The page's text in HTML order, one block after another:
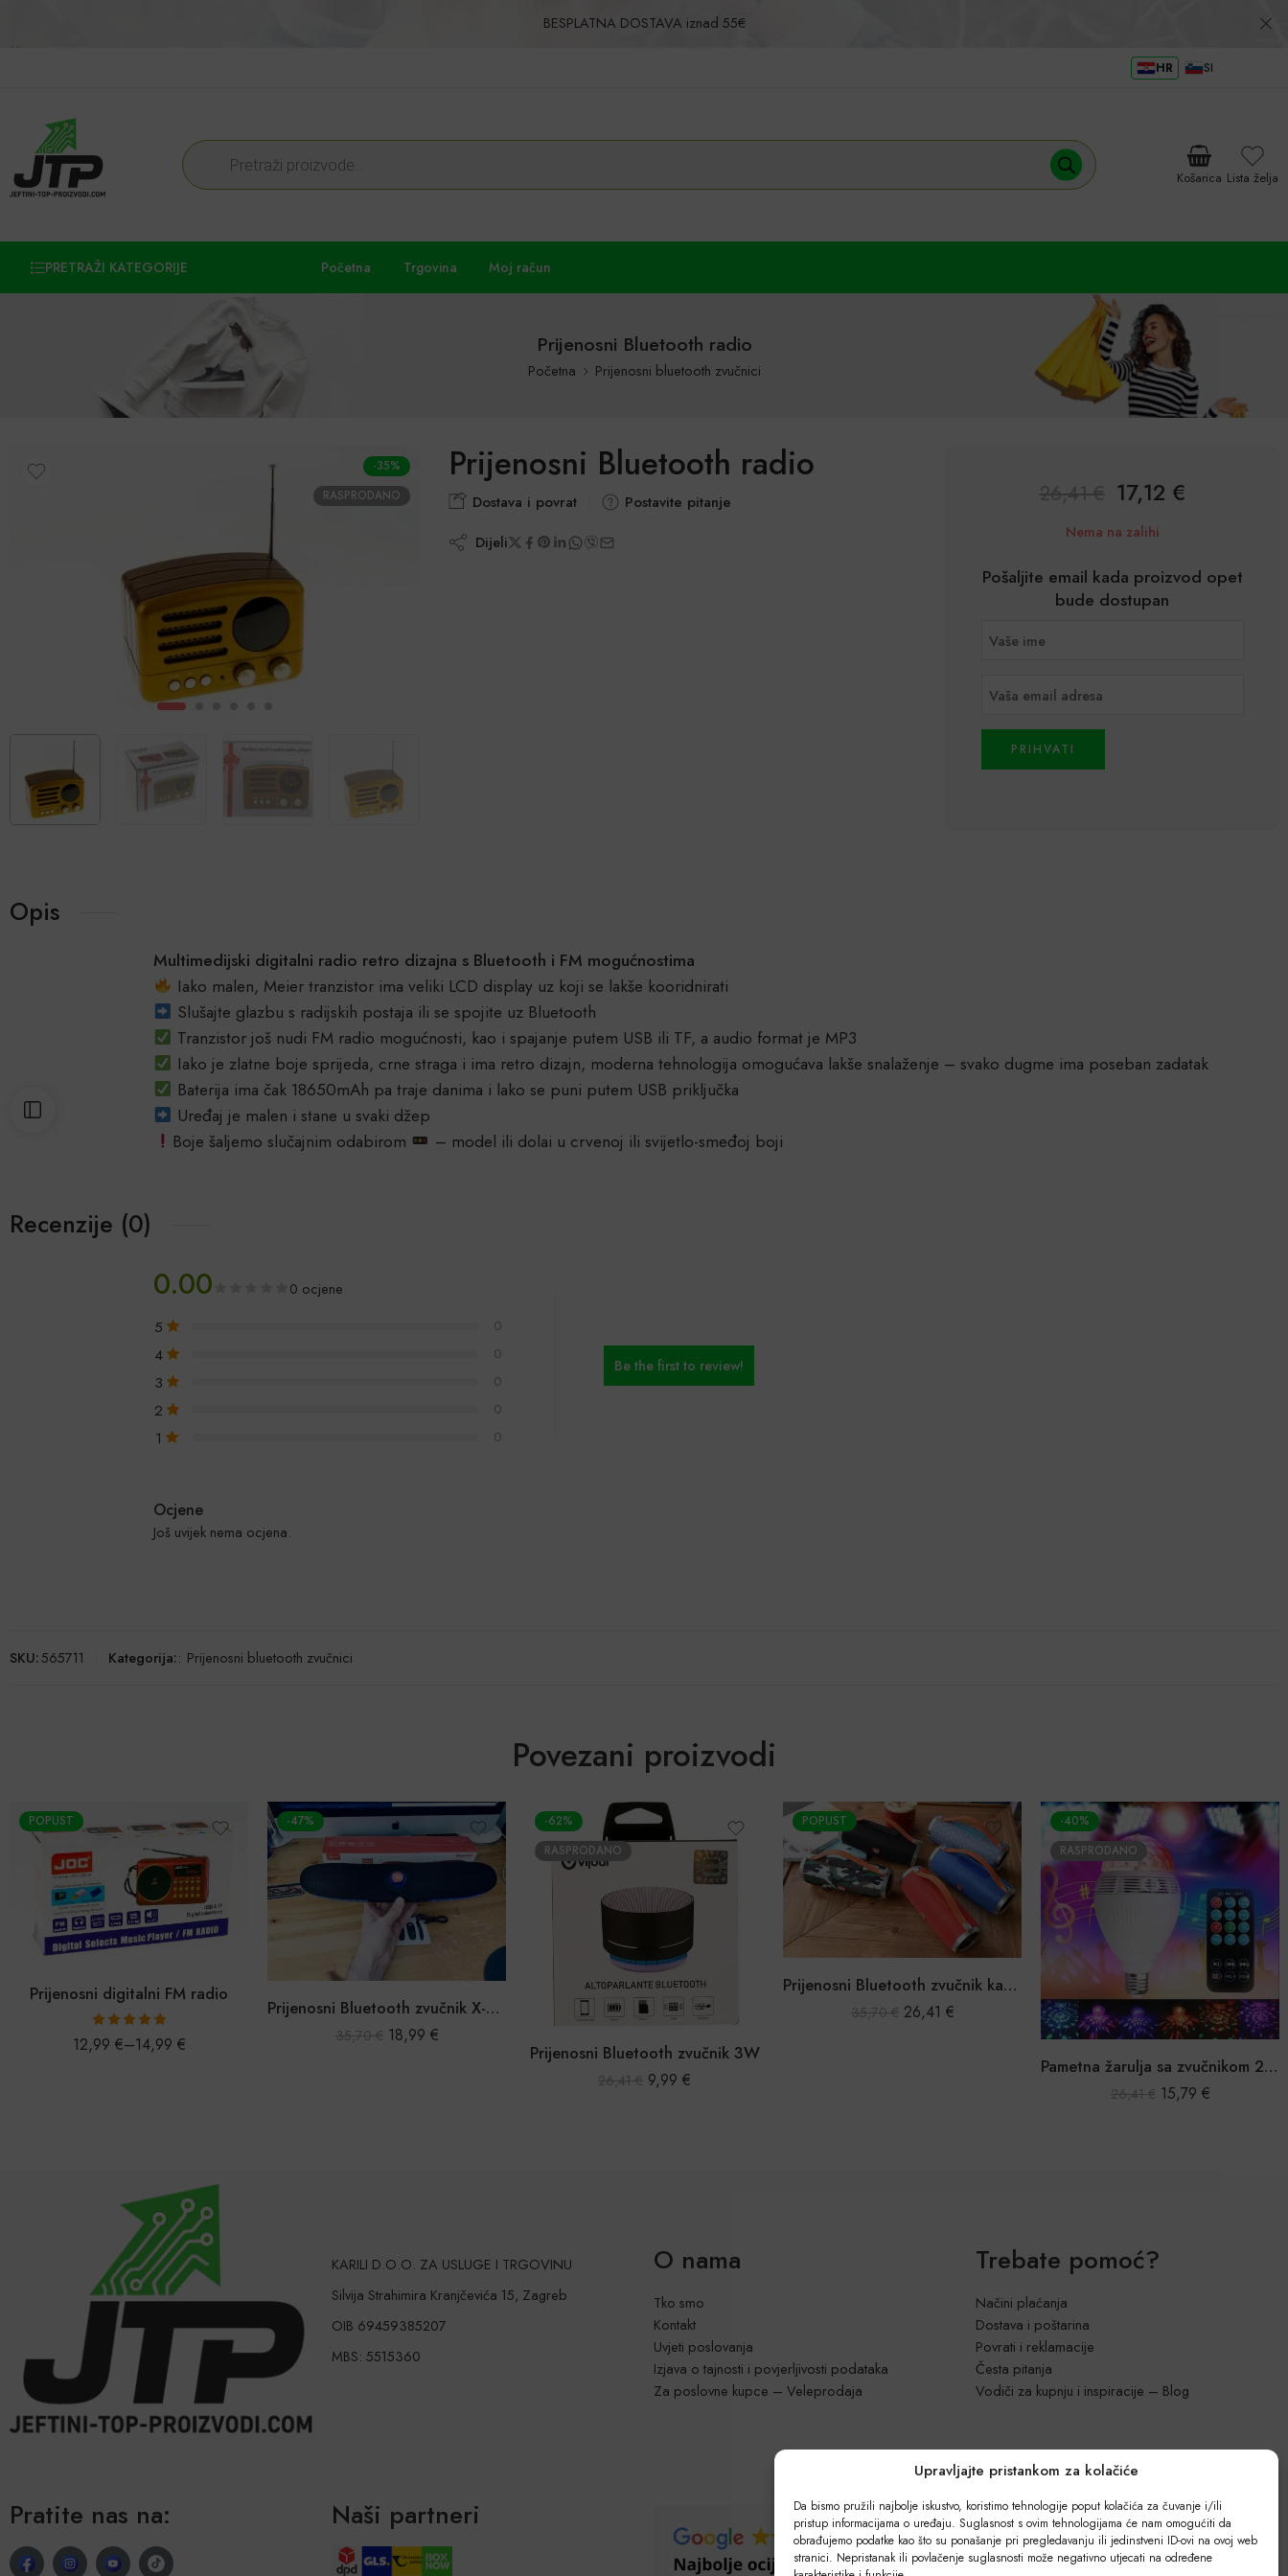
Upravljajte pristankom za kolačiće
Da bismo pružili najbolje iskustvo, koristimo tehnologije poput kolačića za čuvanje i/ili
pristup informacijama o uređaju. Suglasnost s ovim tehnologijama će nam omogućiti da
obrađujemo podatke kao što su ponašanje pri pregledavanju ili jedinstveni ID-ovi na ovoj web
stranici. Nepristanak ili povlačenje suglasnosti može negativno utjecati na određene
BESPLATNA DOSTAVA iznad 55€
HR SI
Košarica Lista želja
PRETRAŽI KATEGORIJE Početna Trgovina Moj račun
Prijenosni Bluetooth radio
Početna Prijenosni bluetooth zvučnici
-35%
RASPRODANO
Prijenosni Bluetooth radio
Dostava i povrat Postavite pitanje
Dijeli
26,41€ 17,12 €
Nema na zalihi
Pošaljite email kada proizvod opet
bude dostupan
PRIHVATI
Opis
Multimedijski digitalni radio retro dizajna s Bluetooth i FM mogućnostima
Iako malen, Meier tranzistor ima veliki LCD display uz koji se lakše kooridnirati
Slušajte glazbu s radijskih postaja ili se spojite uz Bluetooth
Tranzistor još nudi FM radio mogućnosti, kao i spajanje putem USB ili TF, a audio format je MP3
Iako je zlatne boje sprijeda, crne straga i ima retro dizajn, moderna tehnologija omogućava lakše snalaženje – svako dugme ima poseban zadatak
Baterija ima čak 18650mAh pa traje danima i lako se puni putem USB priključka
Uređaj je malen i stane u svaki džep
Boje šaljemo slučajnim odabirom
– model ili dolai u crvenoj ili svijetlo-smeđoj boji
Recenzije (0)
0.00 0 ocjene
5 0
4 0
3 0
2 0
1 0
Be the first to review!
Ocjene
Još uvijek nema ocjena.
SKU:565711 Kategorija:: Prijenosni bluetooth zvučnici
Povezani proizvodi
POPUST
Prijenosni digitalni FM radio
Ocijenjeno
5.00od 5
12,99 €–14,99 €
-47%
Prijenosni Bluetooth zvučnik X-one
35,70€ 18,99 €
-62%
RASPRODANO
Prijenosni Bluetooth zvučnik 3W
26,41€ 9,99 €
POPUST
Prijenosni Bluetooth zvučnik kao JBL Charge 3
35,70€ 26,41 €
-40%
RASPRODANO
Pametna žarulja sa zvučnikom 2u1
26,41€ 15,79 €
KARILI D.O.O. ZA USLUGE I TRGOVINU
Silvija Strahimira Kranjčevića 15, Zagreb
OIB 69459385207
MBS: 5515360
O nama
Tko smo
Kontakt
Uvjeti poslovanja
Izjava o tajnosti i povjerljivosti podataka
Za poslovne kupce – Veleprodaja
Trebate pomoć?
Načini plaćanja
Dostava i poštarina
Povrati i reklamacije
Česta pitanja
Vodiči za kupnju i inspiracije – Blog
Pratite nas na: Naši partneri